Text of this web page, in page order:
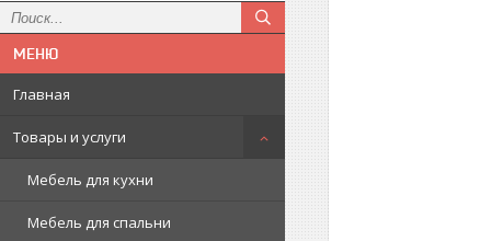
Главная
Товары и услуги
Мебель для кухни
Мебель для спальни